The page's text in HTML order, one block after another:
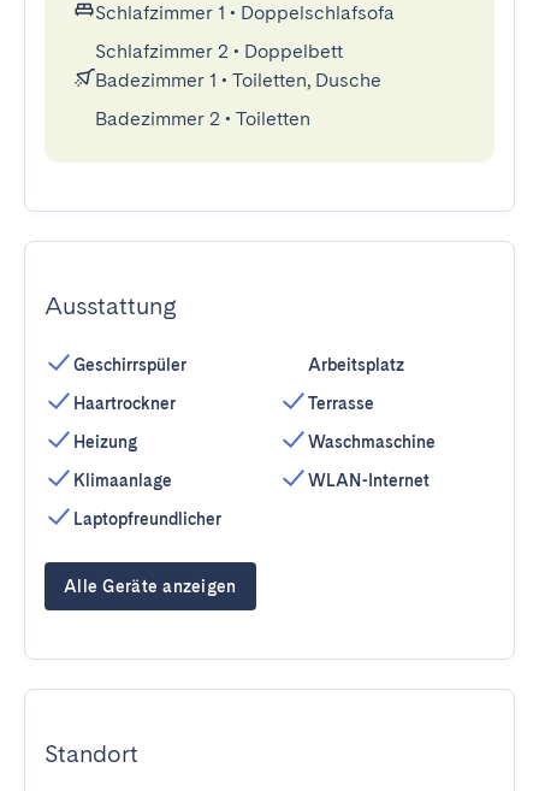
Schlafzimmer 1 • Doppelschlafsofa
Schlafzimmer 2 • Doppelbett
Badezimmer 1 • Toiletten, Dusche
Badezimmer 2 • Toiletten
Ausstattung
Geschirrspüler
Haartrockner
Heizung
Klimaanlage
Laptopfreundlicher
Arbeitsplatz
Terrasse
Waschmaschine
WLAN-Internet
Alle Geräte anzeigen
Standort